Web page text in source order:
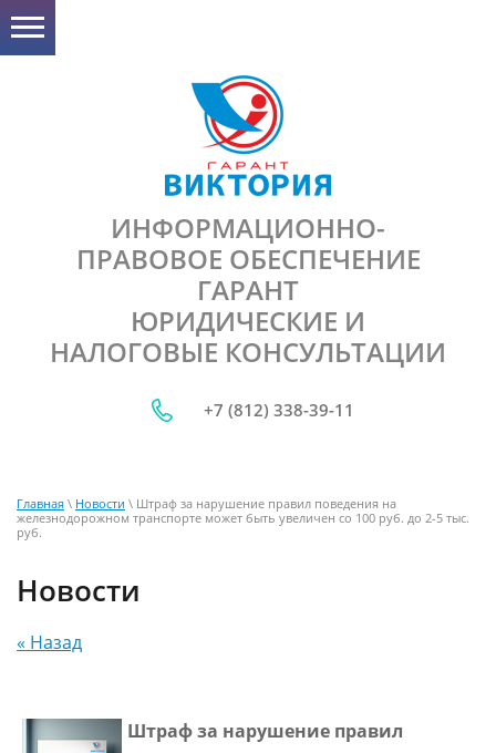
ИНФОРМАЦИОННО-
ПРАВОВОЕ ОБЕСПЕЧЕНИЕ
ГАРАНТ
ЮРИДИЧЕСКИЕ И
НАЛОГОВЫЕ КОНСУЛЬТАЦИИ
+7 (812) 338-39-11
Главная \ Новости \ Штраф за нарушение правил поведения на
железнодорожном транспорте может быть увеличен со 100 руб. до 2-5 тыс.
руб.
Новости
« Назад
Штраф за нарушение правил